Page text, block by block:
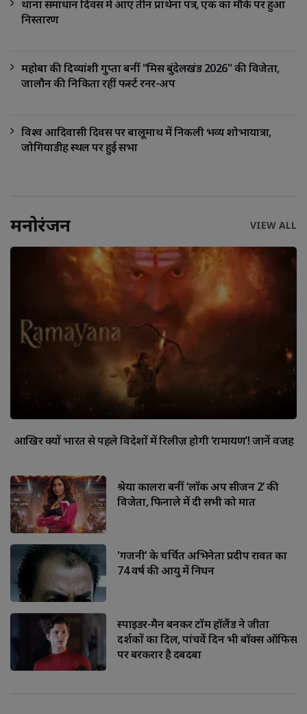
थाना समाधान दिवस में आए तीन प्रार्थना पत्र, एक का मौके पर हुआ
निस्तारण
महोबा की दिव्यांशी गुप्ता बनीं "मिस बुंदेलखंड 2026" की विजेता,
जालौन की निकिता रहीं फर्स्ट रनर-अप
विश्व आदिवासी दिवस पर बालूमाथ में निकली भव्य शोभायात्रा,
जोगियाडीह स्थल पर हुई सभा
मनोरंजन VIEW ALL
आखिर क्यों भारत से पहले विदेशों में रिलीज़ होगी ‘रामायण’! जानें वजह
श्रेया कालरा बनीं ‘लॉक अप सीजन 2’ की
विजेता, फिनाले में दी सभी को मात
'गजनी' के चर्चित अभिनेता प्रदीप रावत का
74 वर्ष की आयु में निधन
स्पाइडर-मैन बनकर टॉम हॉलैंड ने जीता
दर्शकों का दिल, पांचवें दिन भी बॉक्स ऑफिस
पर बरकरार है दबदबा